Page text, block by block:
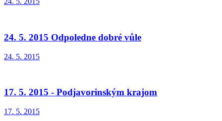
24. 5. 2015 Odpoledne dobré vůle
24. 5. 2015
17. 5. 2015 - Podjavorinským krajom
17. 5. 2015